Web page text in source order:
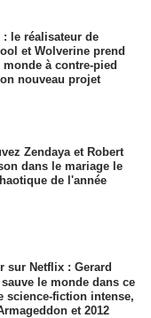
: le réalisateur de
et Wolverine prend
à contre-pied
nouveau projet
Zendaya et Robert
dans le mariage le
de l'année
sur Netflix : Gerard
le monde dans ce
science-fiction intense,
et 2012